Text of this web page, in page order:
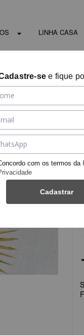
LINHA CASA
se e fique
com os termos da
Cadastrar